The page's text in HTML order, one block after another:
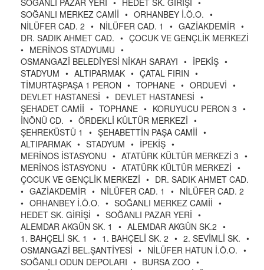
SOĞANLI PAZAR YERİ • HEDET SK. GİRİŞİ •
SOĞANLI MERKEZ CAMİİ • ORHANBEY İ.Ö.O. •
NİLÜFER CAD. 2 • NİLÜFER CAD. 1 • GAZİAKDEMİR •
DR. SADIK AHMET CAD. • ÇOCUK VE GENÇLİK MERKEZİ
• MERİNOS STADYUMU •
OSMANGAZİ BELEDİYESİ NİKAH SARAYI • İPEKİŞ •
STADYUM • ALTIPARMAK • ÇATAL FIRIN •
TİMURTAŞPAŞA 1 PERON • TOPHANE • ORDUEVİ •
DEVLET HASTANESİ • DEVLET HASTANESİ •
ŞEHADET CAMİİ • TOPHANE • KORUYUCU PERON 3 •
İNÖNÜ CD. • ÖRDEKLİ KÜLTÜR MERKEZİ •
ŞEHREKÜSTÜ 1
• ŞEHABETTİN PAŞA CAMİİ •
ALTIPARMAK • STADYUM • İPEKİŞ •
MERİNOS İSTASYONU • ATATÜRK KÜLTÜR MERKEZİ 3 •
MERİNOS İSTASYONU • ATATÜRK KÜLTÜR MERKEZİ •
ÇOCUK VE GENÇLİK MERKEZİ • DR. SADIK AHMET CAD.
• GAZİAKDEMİR • NİLÜFER CAD. 1 • NİLÜFER CAD. 2
• ORHANBEY İ.Ö.O. • SOĞANLI MERKEZ CAMİİ •
HEDET SK. GİRİŞİ • SOĞANLI PAZAR YERİ •
ALEMDAR AKGÜN SK. 1
• ALEMDAR AKGÜN SK.2 •
1. BAHÇELİ SK. 1
• 1. BAHÇELİ SK. 2 • 2. SEVİMLİ SK. •
OSMANGAZİ BEL.ŞANTİYESİ • NİLÜFER HATUN İ.Ö.O. •
SOĞANLI ODUN DEPOLARI • BURSA ZOO •